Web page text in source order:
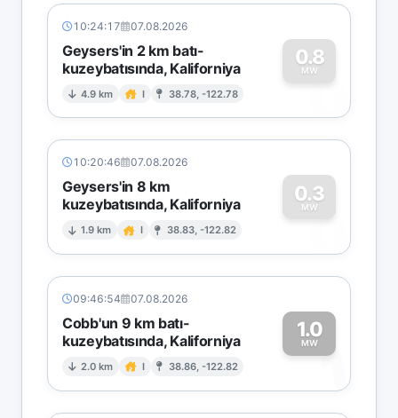
10:24:17 07.08.2026
Geysers'in 2 km batı-
kuzeybatısında, Kaliforniya
4.9 km I 38.78, -122.78
0.8
MW
0
10:20:46 07.08.2026
Geysers'in 8 km
kuzeybatısında, Kaliforniya
1.9 km I 38.83, -122.82
0.3
MW
0
09:46:54 07.08.2026
Cobb'un 9 km batı-
kuzeybatısında, Kaliforniya
2.0 km I 38.86, -122.82
1.0
MW1